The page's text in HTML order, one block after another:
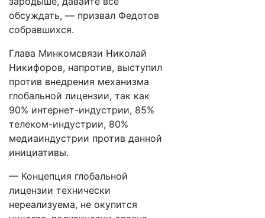
обсуждать, — призвал Федотов
собравшихся.
Глава Минкомсвязи Николай
Никифоров, напротив, выступил
против внедрения механизма
глобальной лицензии, так как
90% интернет-индустрии, 85%
телеком-индустрии, 80%
медиаиндустрии против данной
инициативы.
— Концепция глобальной
лицензии технически
нереализуема, не окупится